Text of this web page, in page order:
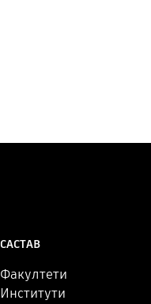
САСТАВ
Факултети
Институти